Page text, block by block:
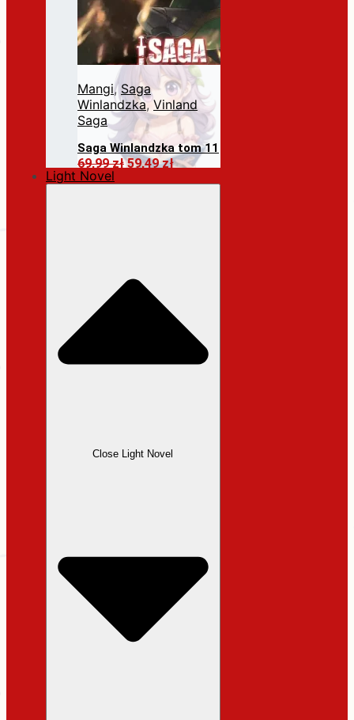
Mangi, Saga
Winlandzka, Vinland
Saga
Saga Winlandzka tom 11
69,99złPierwotna
59,49złAktualna
Dodaj do koszyka
Light Novel
Close Light Novel